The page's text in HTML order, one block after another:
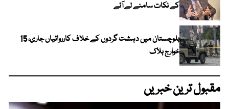
کے نکات سامنے لے آئے
بلوچستان میں دہشت گردوں کے خلاف کارروائیاں جاری، 15
خوارج ہلاک
مقبول ترین خبریں